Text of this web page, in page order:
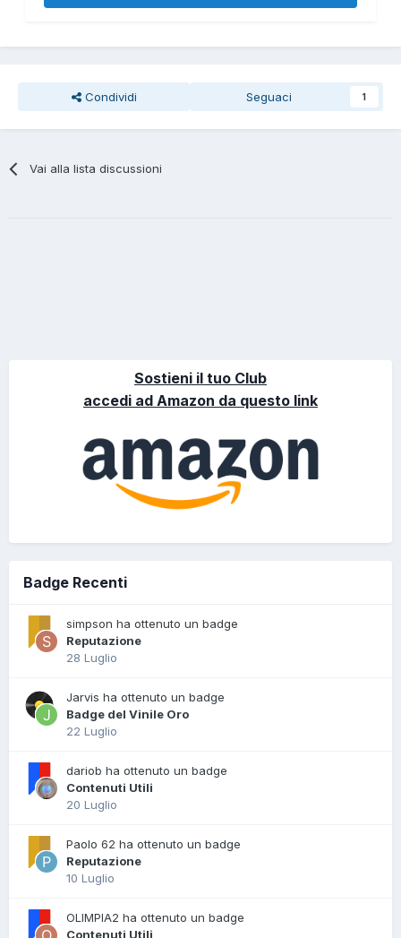
Condividi Seguaci 1
Vai alla lista discussioni
Sostieni il tuo Club
accedi ad Amazon da questo link
Badge Recenti
simpson ha ottenuto un badge
Reputazione
28 Luglio
Jarvis ha ottenuto un badge
Badge del Vinile Oro
22 Luglio
dariob ha ottenuto un badge
Contenuti Utili
20 Luglio
Paolo 62 ha ottenuto un badge
Reputazione
10 Luglio
OLIMPIA2 ha ottenuto un badge
Contenuti Utili